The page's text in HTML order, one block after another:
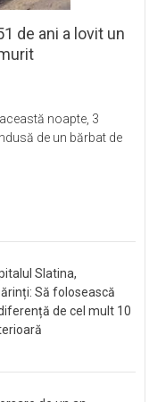
de ani a lovit un
noapte, 3
de un bărbat de
Slatina,
Să folosească
de cel mult 10